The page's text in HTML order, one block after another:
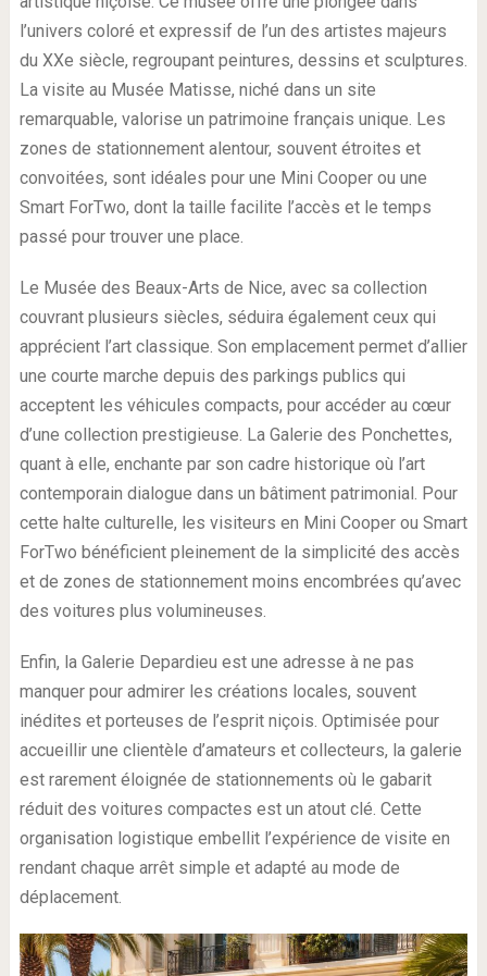
l’univers coloré et expressif de l’un des artistes majeurs
du XXe siècle, regroupant peintures, dessins et sculptures.
La visite au Musée Matisse, niché dans un site
remarquable, valorise un patrimoine français unique. Les
zones de stationnement alentour, souvent étroites et
convoitées, sont idéales pour une Mini Cooper ou une
Smart ForTwo, dont la taille facilite l’accès et le temps
passé pour trouver une place.
Le Musée des Beaux-Arts de Nice, avec sa collection
couvrant plusieurs siècles, séduira également ceux qui
apprécient l’art classique. Son emplacement permet d’allier
une courte marche depuis des parkings publics qui
acceptent les véhicules compacts, pour accéder au cœur
d’une collection prestigieuse. La Galerie des Ponchettes,
quant à elle, enchante par son cadre historique où l’art
contemporain dialogue dans un bâtiment patrimonial. Pour
cette halte culturelle, les visiteurs en Mini Cooper ou Smart
ForTwo bénéficient pleinement de la simplicité des accès
et de zones de stationnement moins encombrées qu’avec
des voitures plus volumineuses.
Enfin, la Galerie Depardieu est une adresse à ne pas
manquer pour admirer les créations locales, souvent
inédites et porteuses de l’esprit niçois. Optimisée pour
accueillir une clientèle d’amateurs et collecteurs, la galerie
est rarement éloignée de stationnements où le gabarit
réduit des voitures compactes est un atout clé. Cette
organisation logistique embellit l’expérience de visite en
rendant chaque arrêt simple et adapté au mode de
déplacement.